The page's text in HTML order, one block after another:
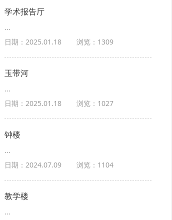
学术报告厅
...
日期：2025.01.18
浏览：1309
玉带河
...
日期：2025.01.18
浏览：1027
钟楼
...
日期：2024.07.09
浏览：1104
教学楼
...